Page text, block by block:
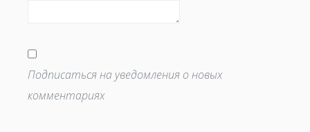
Подписаться на уведомления о новых
комментариях